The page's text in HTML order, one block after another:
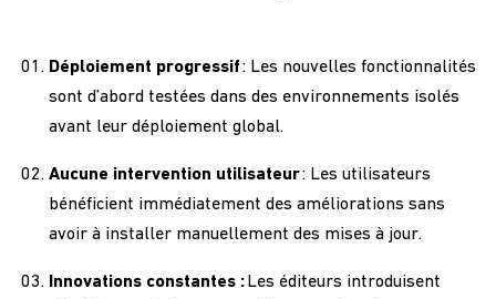
Déploiement progressif: Les nouvelles fonctionnalités
sont d’abord testées dans des environnements isolés
avant leur déploiement global.
Aucune intervention utilisateur: Les utilisateurs
bénéficient immédiatement des améliorations sans
avoir à installer manuellement des mises à jour.
Innovations constantes : Les éditeurs introduisent